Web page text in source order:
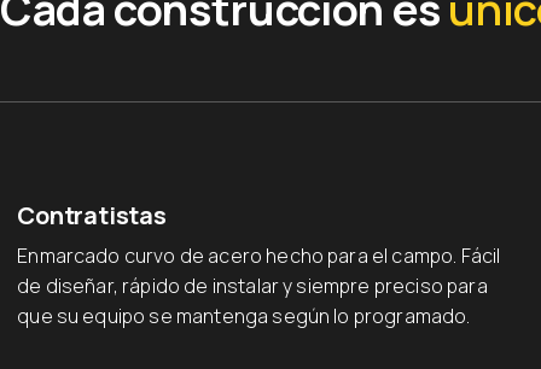
Contratistas
Enmarcado curvo de acero hecho para el campo. Fácil
de diseñar, rápido de instalar y siempre preciso para
que su equipo se mantenga según lo programado.